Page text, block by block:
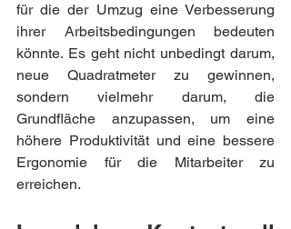
für die der Umzug eine Verbesserung
ihrer Arbeitsbedingungen bedeuten
könnte. Es geht nicht unbedingt darum,
neue Quadratmeter zu gewinnen,
sondern vielmehr darum, die
Grundfläche anzupassen, um eine
höhere Produktivität und eine bessere
Ergonomie für die Mitarbeiter zu
erreichen.